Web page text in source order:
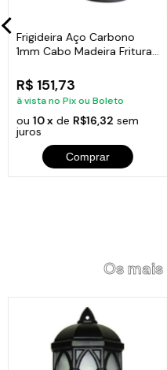
Peso: 0,900Kg.
Fundo: 22cm.
Aba: 7cm.
80171201JAM
Frigideira Aço Carbono
1mm Cabo Madeira Fritura
R$ 151,73
à vista no Pix ou Boleto
ou 10 xde R$16,32 sem
juros
Comprar
Os mais